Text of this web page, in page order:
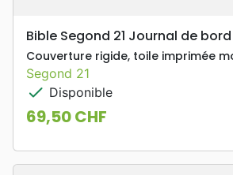
Bible Segond 21 Journal de bord
Couverture rigide, toile imprimée
Segond 21
check Disponible
Prix
69,50 CHF